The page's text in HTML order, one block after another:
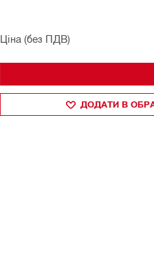
Ціна (без ПДВ)
ДОДАТИ В